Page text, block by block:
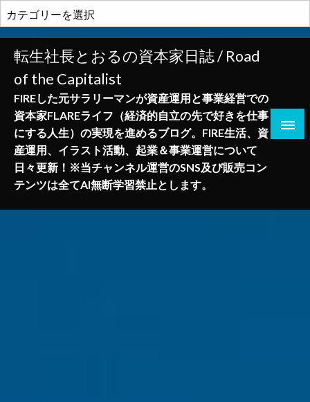
ン
テ
テ
転生社長とおるの資本家日誌 / Road
of the Capitalist
FIREした元サラリーマンが資産運用と事業経営での
資本家FLAREライフ（経済的自立の先で好きを仕事
にする人生）の実現を進めるブログ。FIRE生活、資
産運用、イラスト活動、起業＆事業運営について
日々更新！※当チャンネル運営のSNS及び販売コン
テンツは全てAI無断学習禁止とします。